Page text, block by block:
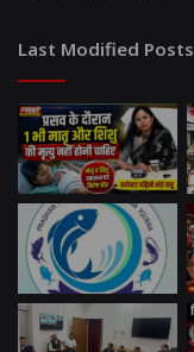
Last Modified Posts